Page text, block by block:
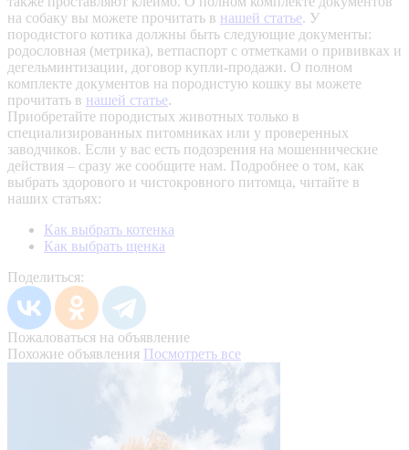
на собаку вы можете прочитать в нашей статье. У
породистого котика должны быть следующие документы:
родословная (метрика), ветпаспорт с отметками о прививках и
дегельминтизации, договор купли-продажи. О полном
комплекте документов на породистую кошку вы можете
прочитать в нашей статье.
Приобретайте породистых животных только в
специализированных питомниках или у проверенных
заводчиков. Если у вас есть подозрения на мошеннические
действия – сразу же сообщите нам. Подробнее о том, как
выбрать здорового и чистокровного питомца, читайте в
наших статьях:
Как выбрать котенка
Как выбрать щенка
Поделиться:
Пожаловаться на объявление
Похожие объявления Посмотреть все